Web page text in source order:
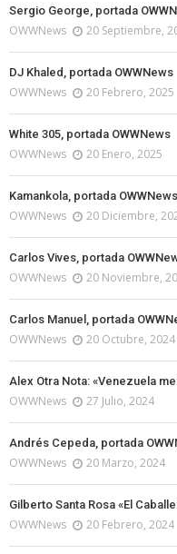
Sergio George, portada
OWWNews 20 Septiembre,
DJ Khaled, portada OWWNews
OWWNews 20 Febrero, 2025
White 305, portada OWWNews
OWWNews 20 Enero, 2025
Kamankola, portada OWWNews
OWWNews 20 Diciembre,
Carlos Vives, portada
OWWNews 20 Noviembre,
Carlos Manuel, portada
OWWNews 20 Octubre, 2024
Alex Otra Nota: «Venezuela
OWWNews 27 Julio, 2024
Andrés Cepeda, portada
OWWNews 20 Marzo, 2024
Gilberto Santa Rosa «El
OWWNews 20 Febrero, 2024